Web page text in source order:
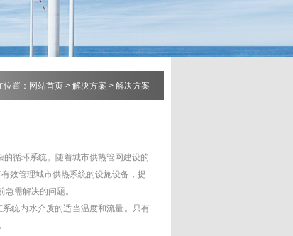
置： 网站首页 > 解决方案 > 解决方案
循环系统。随着城市供热管网建设的
效管理城市供热系统的设施设备，提
需解决的问题。
统内水介质的适当温度和流量。只有